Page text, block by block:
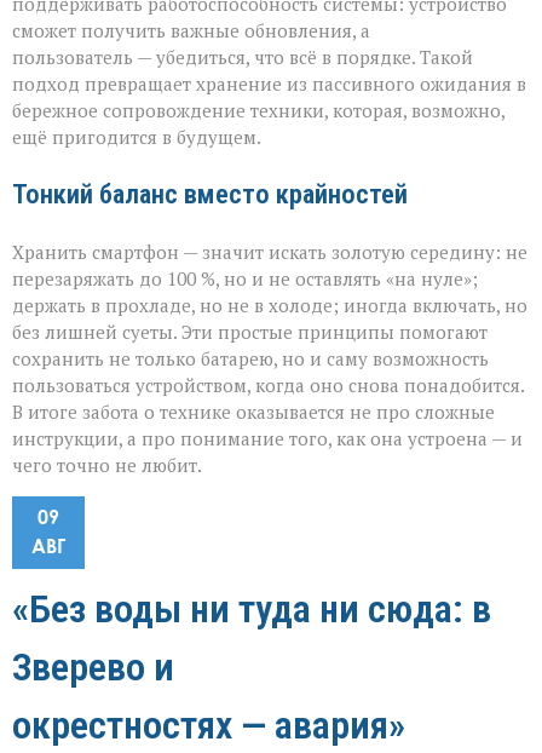
сможет получить важные обновления, а
пользователь — убедиться, что всё в порядке. Такой
подход превращает хранение из пассивного ожидания в
бережное сопровождение техники, которая, возможно,
ещё пригодится в будущем.
Тонкий баланс вместо крайностей
Хранить смартфон — значит искать золотую середину: не
перезаряжать до 100 %, но и не оставлять «на нуле»;
держать в прохладе, но не в холоде; иногда включать, но
без лишней суеты. Эти простые принципы помогают
сохранить не только батарею, но и саму возможность
пользоваться устройством, когда оно снова понадобится.
В итоге забота о технике оказывается не про сложные
инструкции, а про понимание того, как она устроена — и
чего точно не любит.
09
АВГ
«Без воды ни туда ни сюда: в
Зверево и
окрестностях — авария»